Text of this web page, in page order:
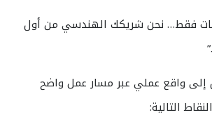
فقط… نحن شريكك الهندسي من أول
إلى واقع عملي عبر مسار عمل واضح
التالية: